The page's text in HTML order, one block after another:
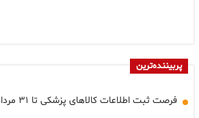
پربیننده‌ترین
فرصت ثبت اطلاعات کالاهای پزشکی تا ۳۱ مرداد